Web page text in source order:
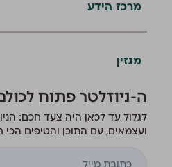
מרכז הידע
מגזין
ה-ניוזלטר פתוח
לגלול עד לכאן היה צעד חכם:
ועצמאים, עם התוכן והטיפים הכי